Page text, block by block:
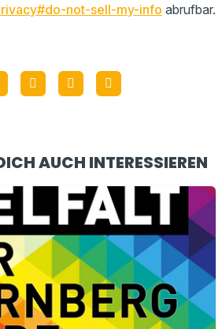
not-sell-my-info abrufbar.
AUCH INTERESSIEREN